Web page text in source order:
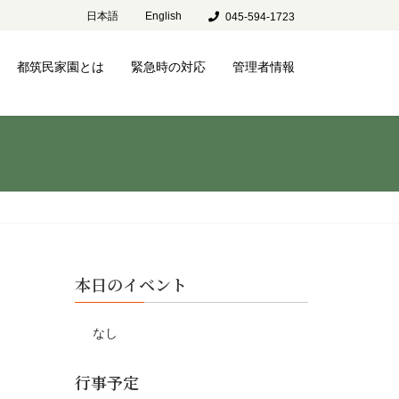
日本語 English 045-594-1723
都筑民家園とは 緊急時の対応 管理者情報
本日のイベント
なし
行事予定